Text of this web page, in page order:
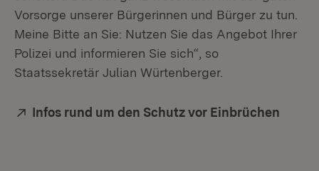
Vorsorge unserer Bürgerinnen und Bürger zu tun.
Meine Bitte an Sie: Nutzen Sie das Angebot Ihrer
Polizei und informieren Sie sich“, so
Staatssekretär Julian Würtenberger.
Extern:
Infos rund um den Schutz vor Einbrüchen